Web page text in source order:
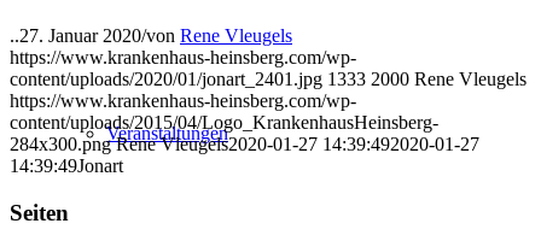
Veranstaltungen
..27. Januar 2020/von Rene Vleugels
https://www.krankenhaus-heinsberg.com/wp-
content/uploads/2020/01/jonart_2401.jpg 1333 2000 Rene Vleugels
https://www.krankenhaus-heinsberg.com/wp-
content/uploads/2015/04/Logo_KrankenhausHeinsberg-
284x300.png Rene Vleugels2020-01-27 14:39:492020-01-27
14:39:49Jonart
Seiten